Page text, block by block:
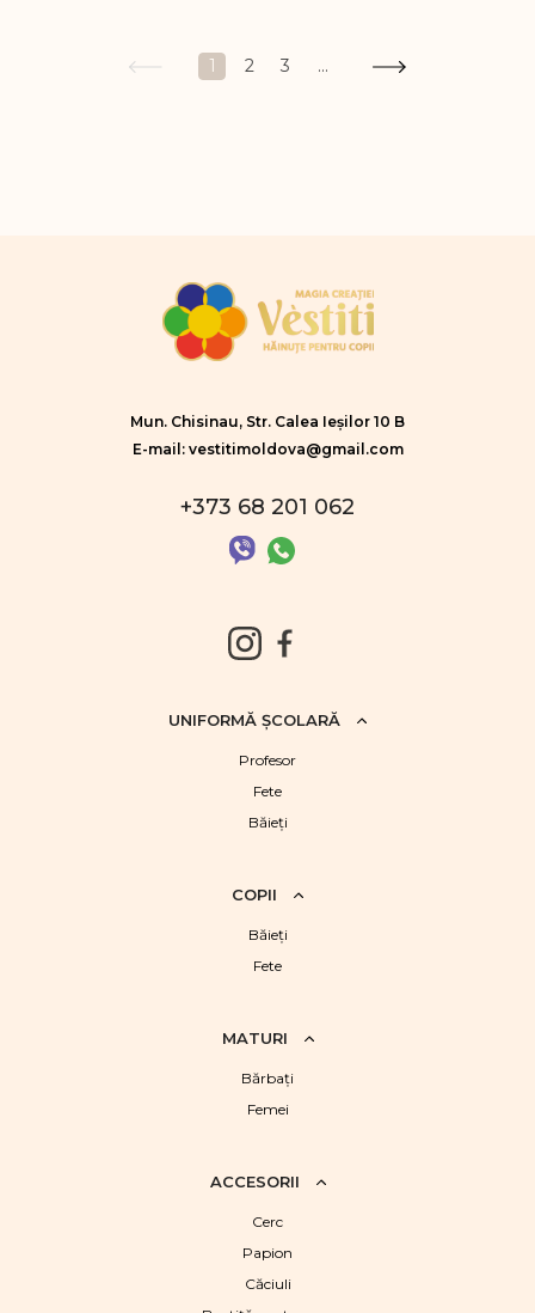
1 2 3 ...
Mun. Chisinau, Str. Calea Ieșilor 10 B
E-mail: vestitimoldova@gmail.com
+373 68 201 062
UNIFORMĂ ŞCOLARĂ
Profesor
Fete
Băieţi
COPII
Băieţi
Fete
MATURI
Bărbaţi
Femei
ACCESORII
Cerc
Papion
Căciuli